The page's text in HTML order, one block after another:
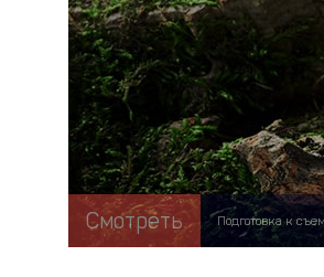
Смотреть Подготовка к